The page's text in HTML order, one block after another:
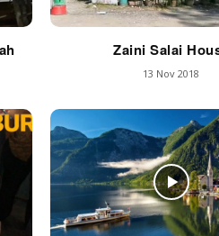
Zaini Salai
13 Nov 2018